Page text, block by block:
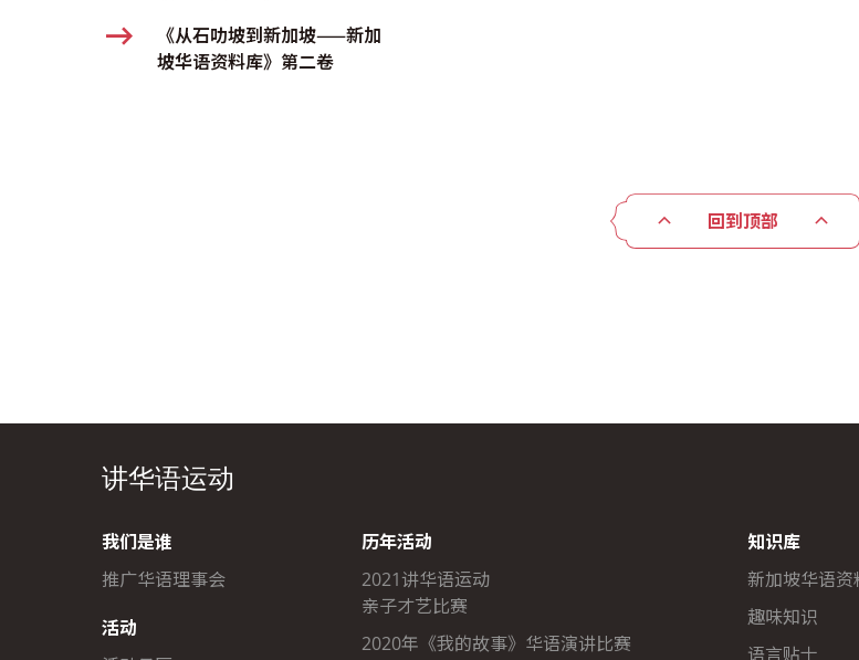
《从石叻坡到新加坡——新加
坡华语资料库》第二卷
回到顶部
讲华语运动
我们是谁
推广华语理事会
活动
历年活动
2021讲华语运动
亲子才艺比赛
2020年《我的故事》华语演讲比赛
知识库
新加坡华语资
趣味知识
语言贴士